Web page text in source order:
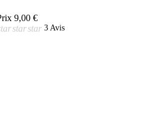
9,00 €
starstar 3 Avis